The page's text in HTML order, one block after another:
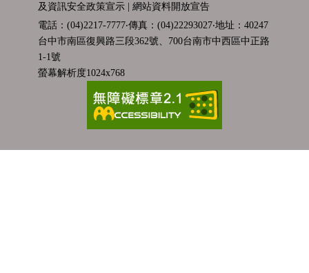
及資訊安全政策宣示
網站資料開放宣告
電話：(04)2217-7777‧傳真：(04)22293027‧地址：40247
台中市南區復興路三段362號、700台南市中西區中正路
1-1號
螢幕解析度1024x768